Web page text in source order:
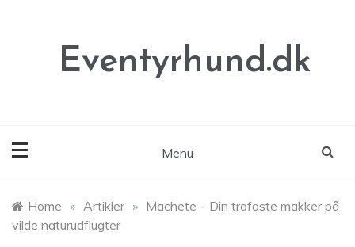
Eventyrhund.dk
Menu
Home » Artikler » Machete – Din trofaste makker på
vilde naturudflugter